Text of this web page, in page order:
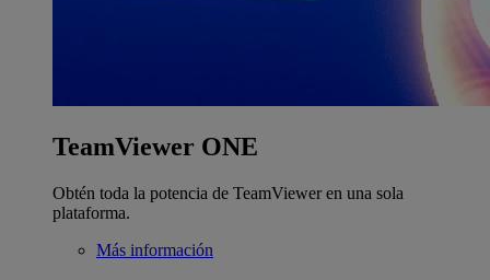
TeamViewer ONE
Obtén toda la potencia de TeamViewer en una sola
plataforma.
Más información